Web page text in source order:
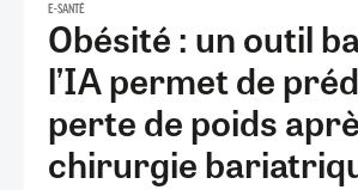
E-SANTÉ
Obésité : un outil
l’IA permet de
perte de poids
chirurgie